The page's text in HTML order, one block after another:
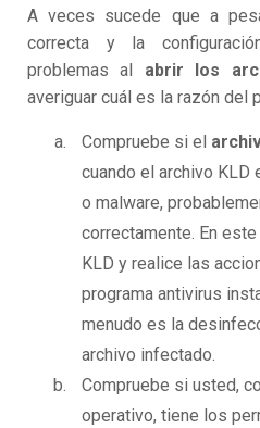
A veces sucede que a
correcta y la
problemas al abrir los
averiguar cuál es la razón del
Compruebe si el
cuando el archivo KLD
o malware,
correctamente. En
KLD y realice las
programa antivirus
menudo es la
archivo infectado.
Compruebe si usted,
operativo, tiene los